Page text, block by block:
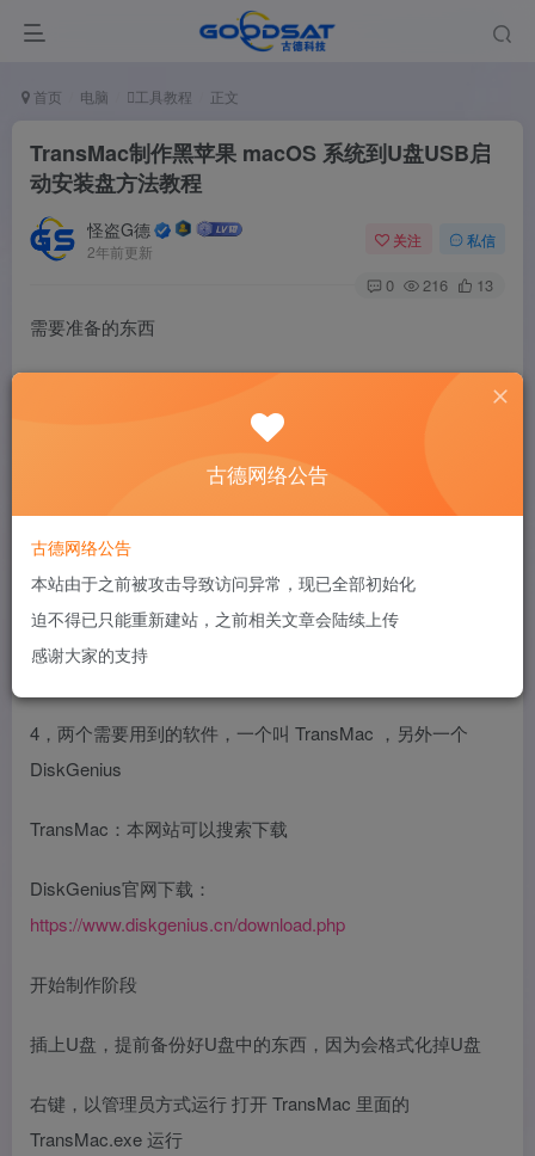
首页 电脑 工具教程 正文
TransMac制作黑苹果 macOS 系统到U盘USB启
动安装盘方法教程
怪盗G德
2年前更新
关注 私信
0 216 13
需要准备的东西
18G84 With Clover 5027 and OC 双引导镜像为例子
2，一个闲置U盘，建议16GB。
3，一点正常使用的电脑，Windows 7 或者Windows 10 都可
以。
4，两个需要用到的软件，一个叫 TransMac ，另外一个
DiskGenius
TransMac：本网站可以搜索下载
DiskGenius官网下载：
https://www.diskgenius.cn/download.php
开始制作阶段
插上U盘，提前备份好U盘中的东西，因为会格式化掉U盘
右键，以管理员方式运行 打开 TransMac 里面的
TransMac.exe 运行
古德网络公告
古德网络公告
本站由于之前被攻击导致访问异常，现已全部初始化
迫不得已只能重新建站，之前相关文章会陆续上传
感谢大家的支持